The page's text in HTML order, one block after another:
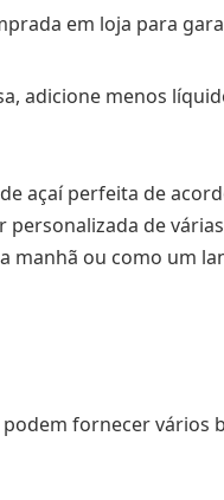
em loja para
adicione menos
açaí perfeita de
personalizada de
manhã ou como um
fornecer vários